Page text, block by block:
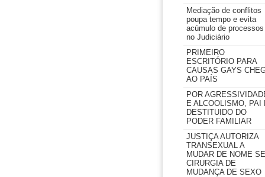
Mediação de conflitos
poupa tempo e evita
acúmulo de processos
no Judiciário
PRIMEIRO
ESCRITÓRIO PARA
CAUSAS GAYS
AO PAÍS
POR
E ALCOOLISMO, PAI
DESTITUIDO DO
PODER FAMILIAR
JUSTIÇA AUTORIZA
TRANSEXUAL A
MUDAR DE NOME
CIRURGIA DE
MUDANÇA DE SEXO